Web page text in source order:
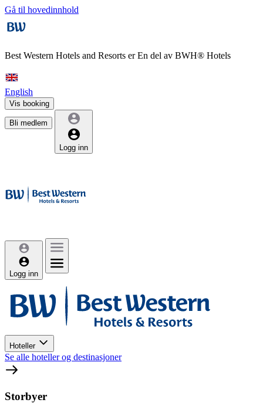
Gå til hovedinnhold
Best Western Hotels and Resorts erEn del av BWH® Hotels
English
Vis booking
Bli medlem
Logg inn
Logg inn
Hoteller
Se alle hoteller og destinasjoner
Storbyer